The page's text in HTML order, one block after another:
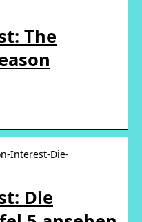
The
Interest-Die-
Die